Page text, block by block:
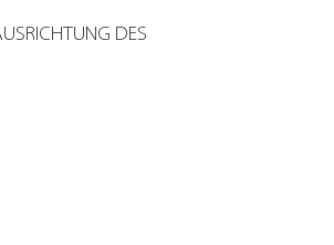
DES